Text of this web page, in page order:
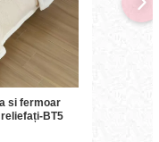
si fermoar
BT5